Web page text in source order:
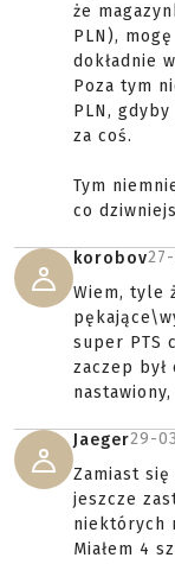
że
PLN),
dokładnie
Poza tym
PLN,
za coś.
Tym
co
korobov
Wiem, tyle
super PTS
zaczep był
Jaeger29-
Zamiast
jeszcze
niektórych
Miałem 4